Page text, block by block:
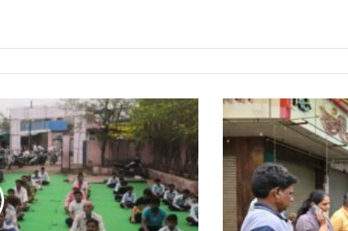
सफाई
इंतजामों
को
लेकर
महापौर
एक्शन